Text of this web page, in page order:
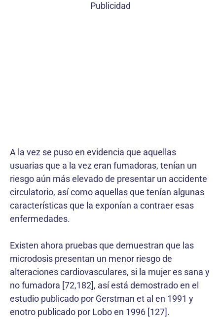
Publicidad
A la vez se puso en evidencia que aquellas
usuarias que a la vez eran fumadoras, tenían un
riesgo aún más elevado de presentar un accidente
circulatorio, así como aquellas que tenían algunas
características que la exponían a contraer esas
enfermedades.
Existen ahora pruebas que demuestran que las
microdosis presentan un menor riesgo de
alteraciones cardiovasculares, si la mujer es sana y
no fumadora [72,182], así está demostrado en el
estudio publicado por Gerstman et al en 1991 y
enotro publicado por Lobo en 1996 [127].